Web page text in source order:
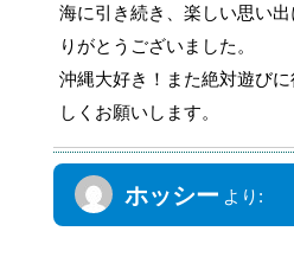
海に引き続き、楽しい思い
りがとうございました。
沖縄大好き！また絶対遊び
しくお願いします。
ホッシー より: